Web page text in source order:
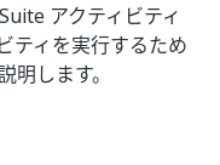
アクティビティ
ティを実行するため
します。